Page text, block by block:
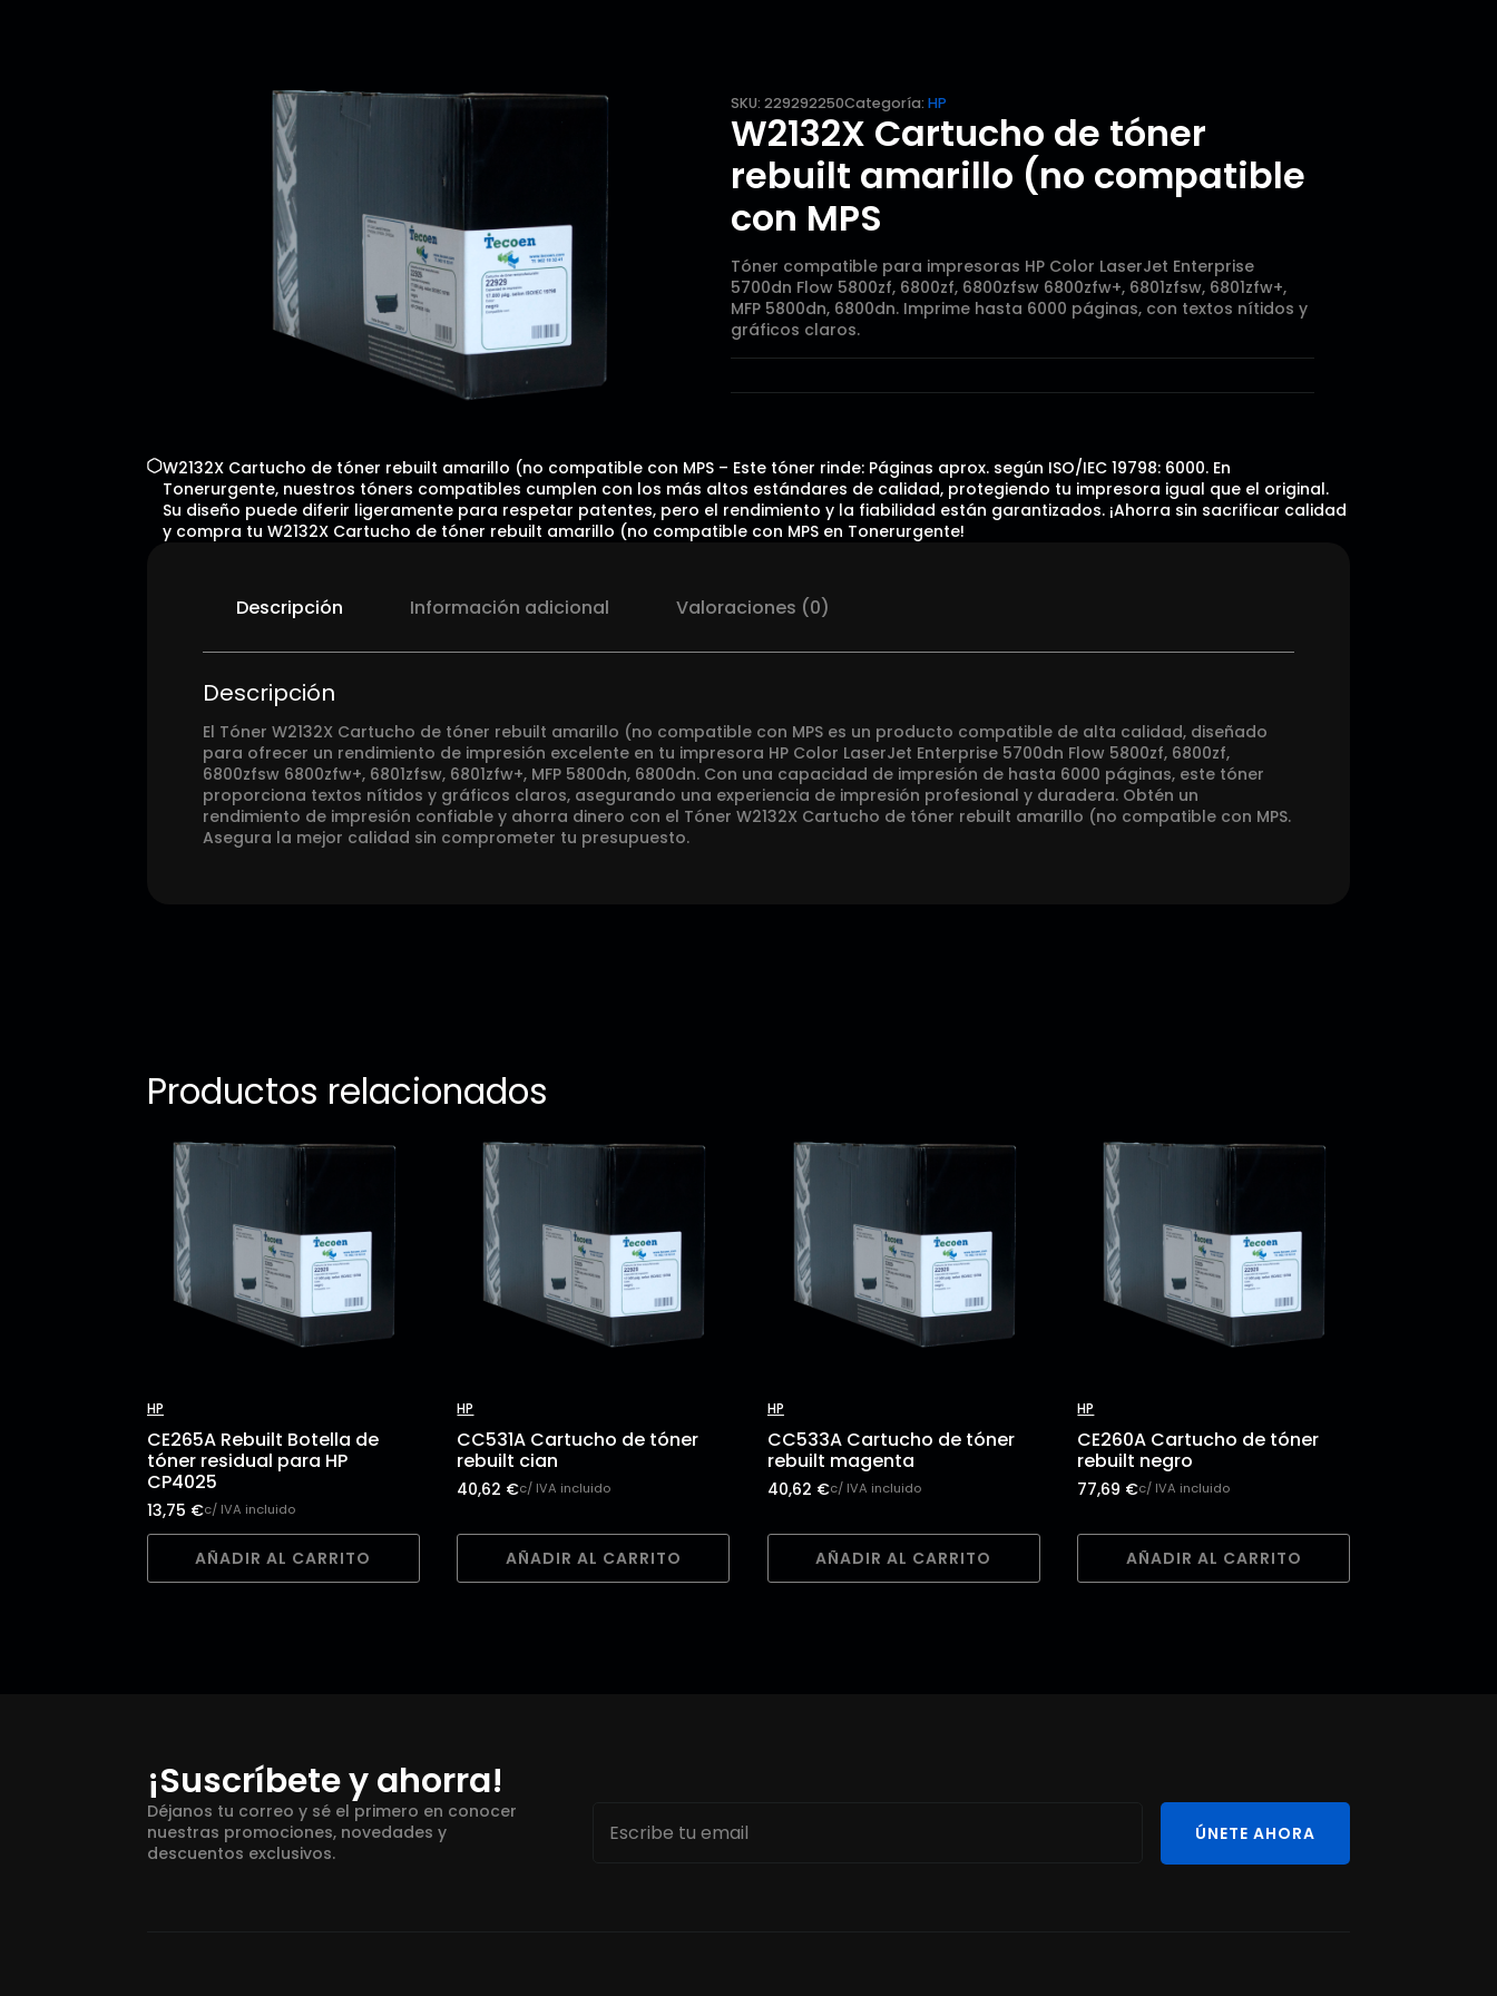
SKU: 229292250Categoría: HP
W2132X Cartucho de tóner
rebuilt amarillo (no compatible
con MPS
Tóner compatible para impresoras HP Color LaserJet Enterprise
5700dn Flow 5800zf, 6800zf, 6800zfsw 6800zfw+, 6801zfsw, 6801zfw+,
MFP 5800dn, 6800dn. Imprime hasta 6000 páginas, con textos nítidos y
gráficos claros.
W2132X Cartucho de tóner rebuilt amarillo (no compatible con MPS – Este tóner rinde: Páginas aprox. según ISO/IEC 19798: 6000. En
Tonerurgente, nuestros tóners compatibles cumplen con los más altos estándares de calidad, protegiendo tu impresora igual que el original.
Su diseño puede diferir ligeramente para respetar patentes, pero el rendimiento y la fiabilidad están garantizados. ¡Ahorra sin sacrificar calidad
y compra tu W2132X Cartucho de tóner rebuilt amarillo (no compatible con MPS en Tonerurgente!
Descripción Información adicional Valoraciones (0)
Descripción
El Tóner W2132X Cartucho de tóner rebuilt amarillo (no compatible con MPS es un producto compatible de alta calidad, diseñado
para ofrecer un rendimiento de impresión excelente en tu impresora HP Color LaserJet Enterprise 5700dn Flow 5800zf, 6800zf,
6800zfsw 6800zfw+, 6801zfsw, 6801zfw+, MFP 5800dn, 6800dn. Con una capacidad de impresión de hasta 6000 páginas, este tóner
proporciona textos nítidos y gráficos claros, asegurando una experiencia de impresión profesional y duradera. Obtén un
rendimiento de impresión confiable y ahorra dinero con el Tóner W2132X Cartucho de tóner rebuilt amarillo (no compatible con MPS.
Asegura la mejor calidad sin comprometer tu presupuesto.
Productos relacionados
HP
CE265A Rebuilt Botella de
tóner residual para HP
CP4025
13,75 €c/ IVA incluido
AÑADIR AL CARRITO
HP
CC531A Cartucho de tóner
rebuilt cian
40,62 €c/ IVA incluido
AÑADIR AL CARRITO
HP
CC533A Cartucho de tóner
rebuilt magenta
40,62 €c/ IVA incluido
AÑADIR AL CARRITO
HP
CE260A Cartucho de tóner
rebuilt negro
77,69 €c/ IVA incluido
AÑADIR AL CARRITO
¡Suscríbete y ahorra!
Déjanos tu correo y sé el primero en conocer
nuestras promociones, novedades y
descuentos exclusivos.
ÚNETE AHORA